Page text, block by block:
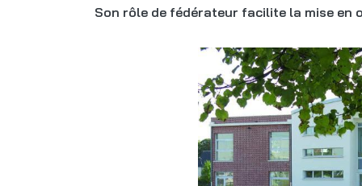
Son rôle de fédérateur facilite la mise